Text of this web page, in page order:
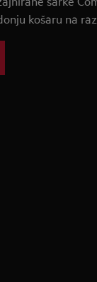
košaru na